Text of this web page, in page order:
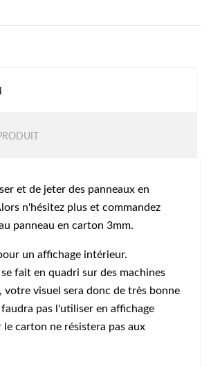
et de jeter des panneaux en
n'hésitez plus et commandez
panneau en carton 3mm.
un affichage intérieur.
se fait en quadri sur des machines
votre visuel sera donc de très bonne
pas l'utiliser en affichage
carton ne résistera pas aux